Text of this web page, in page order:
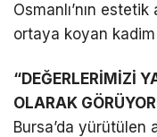
Osmanlı’nın estetik
ortaya koyan kadim
“DEĞERLERİMİZİ
OLARAK
Bursa’da yürütülen